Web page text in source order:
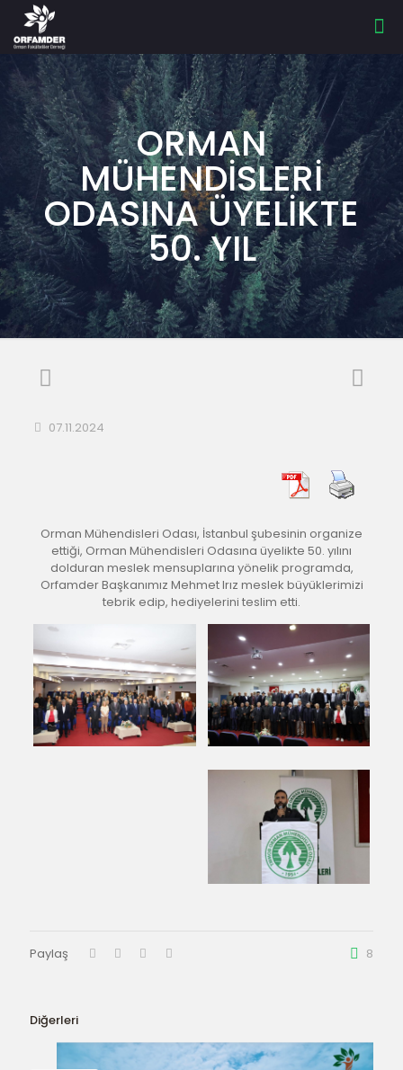
ORMAN
MÜHENDİSLERİ
ODASINA ÜYELİKTE
50. YIL
07.11.2024
Orman Mühendisleri Odası, İstanbul şubesinin organize
ettiği, Orman Mühendisleri Odasına üyelikte 50. yılını
dolduran meslek mensuplarına yönelik programda,
Orfamder Başkanımız Mehmet Irız meslek büyüklerimizi
tebrik edip, hediyelerini teslim etti.
Paylaş 8
Diğerleri